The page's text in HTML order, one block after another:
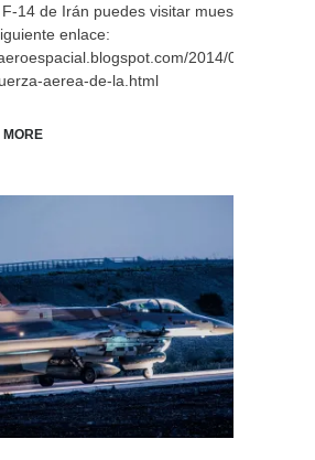
14 de Irán puedes visitar muestro
enlace:
2014/07/el-
aerea-de-la.html